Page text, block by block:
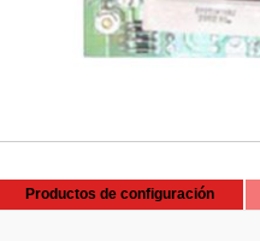
Productos de configuración